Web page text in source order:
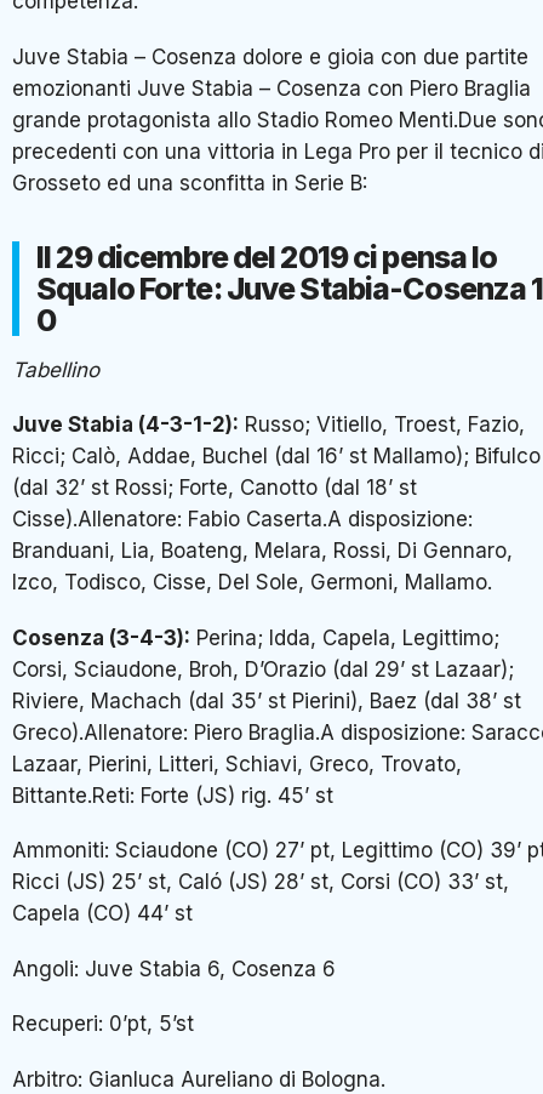
Juve Stabia – Cosenza dolore e gioia con due partite
emozionanti Juve Stabia – Cosenza con Piero Braglia
grande protagonista allo Stadio Romeo Menti.Due
precedenti con una vittoria in Lega Pro per il tecnico
Grosseto ed una sconfitta in Serie B:
Il 29 dicembre del 2019 ci pensa lo
Squalo Forte: Juve Stabia-Cosenza
0
Tabellino
Juve Stabia (4-3-1-2): Russo; Vitiello, Troest, Fazio,
Ricci; Calò, Addae, Buchel (dal 16’ st Mallamo); Bifulco
(dal 32’ st Rossi; Forte, Canotto (dal 18’ st
Cisse).Allenatore: Fabio Caserta.A disposizione:
Branduani, Lia, Boateng, Melara, Rossi, Di Gennaro,
Izco, Todisco, Cisse, Del Sole, Germoni, Mallamo.
Cosenza (3-4-3): Perina; Idda, Capela, Legittimo;
Corsi, Sciaudone, Broh, D’Orazio (dal 29’ st Lazaar);
Riviere, Machach (dal 35’ st Pierini), Baez (dal 38’ st
Greco).Allenatore: Piero Braglia.A disposizione:
Lazaar, Pierini, Litteri, Schiavi, Greco, Trovato,
Bittante.Reti: Forte (JS) rig. 45’ st
Ammoniti: Sciaudone (CO) 27’ pt, Legittimo (CO) 39’
Ricci (JS) 25’ st, Caló (JS) 28’ st, Corsi (CO) 33’ st,
Capela (CO) 44’ st
Angoli: Juve Stabia 6, Cosenza 6
Recuperi: 0’pt, 5’st
Arbitro: Gianluca Aureliano di Bologna.